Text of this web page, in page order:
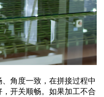
角度一致，在拼接过程中
开关顺畅。如果加工不合